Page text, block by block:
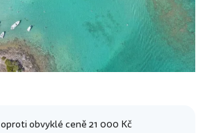
oproti obvyklé ceně 21 000 Kč